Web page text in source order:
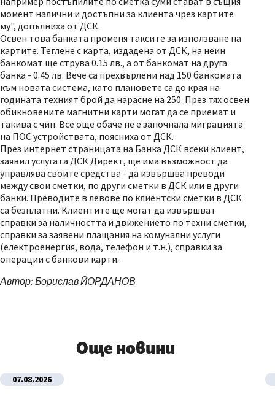
момент налични и достъпни за клиента чрез картите
му", допълниха от ДСК.
Освен това банката променя таксите за използване на
картите. Теглене с карта, издадена от ДСК, на неин
банкомат ще струва 0.15 лв., а от банкомат на друга
банка - 0.45 лв. Вече са прехвърлени над 150 банкомата
към новата система, като плановете са до края на
годината техният брой да нарасне на 250. През тях освен
обикновените магнитни карти могат да се приемат и
такива с чип. Все още обаче не е започнала миграцията
на ПОС устройствата, поясниха от ДСК.
През интернет страницата на Банка ДСК всеки клиент,
заявил услугата ДСК Директ, ще има възможност да
управлява своите средства - да извършва преводи
между свои сметки, по други сметки в ДСК или в други
банки. Преводите в левове по клиентски сметки в ДСК
са безплатни. Клиентите ще могат да извършват
справки за наличността и движението по техни сметки,
справки за заявени плащания на комунални услуги
(електроенергия, вода, телефон и т.н.), справки за
операции с банкови карти.
Автор: Борислав ЙОРДАНОВ
Още новини
07.08.2026